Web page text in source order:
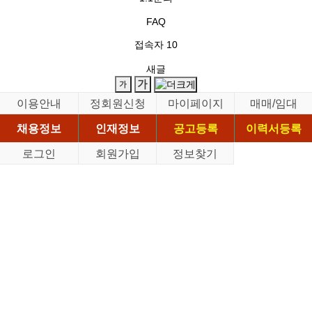
FAQ
접속자 10
새글
이용안내 정회원신청 마이페이지
매매/임대
채용정보
인재정보 공고등록
이력서등록
로그인
회원가입 정보찾기